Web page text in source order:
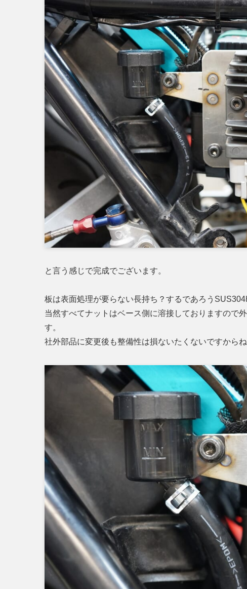
と言う感じで完成でございます。
板は表面処理が要らない長持ち？するであろう
当然すべてナットはベース側に溶接しておりますので
す。
社外部品に変更後も整備性は損ないたくないですからね